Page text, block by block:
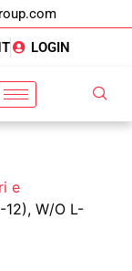
LOGIN
e
12), W/O L-